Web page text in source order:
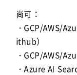
尚可：
・GCP/AWS/
ithub）
・GCP/AWS/
・Azure AI